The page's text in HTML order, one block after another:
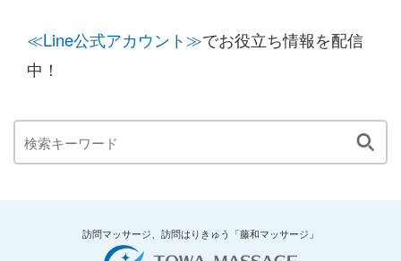
≪Line公式アカウント≫でお役立ち情報を配信
中！
訪問マッサージ、訪問はりきゅう「藤和マッサージ」